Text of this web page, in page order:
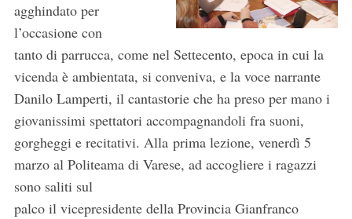
agghindato per
l’occasione con
tanto di parrucca, come nel Settecento, epoca in cui la
vicenda è ambientata, si conveniva, e la voce narrante
Danilo Lamperti, il cantastorie che ha preso per mano i
giovanissimi spettatori accompagnandoli fra suoni,
gorgheggi e recitativi. Alla prima lezione, venerdì 5
marzo al Politeama di Varese, ad accogliere i ragazzi
sono saliti sul
palco il vicepresidente della Provincia Gianfranco